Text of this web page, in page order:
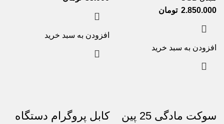
2.850.000 تومان
افزودن به سبد خرید
افزودن به سبد خرید
سوکت مادگی 25 پین
کابل پروگرام دستگاه